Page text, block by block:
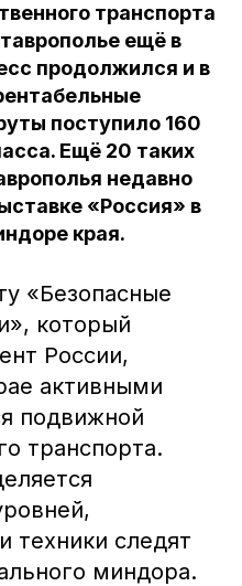
транспорта
ещё в
продолжился и в
поступило 160
Ещё 20 таких
недавно
«Россия» в
края.
«Безопасные
который
России,
активными
подвижной
транспорта.
техники следят
миндора.